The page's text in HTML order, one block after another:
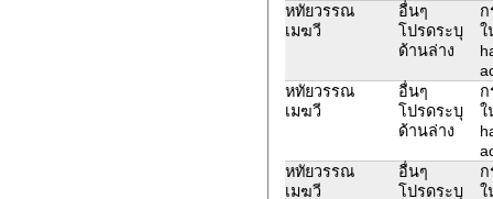
หทัยวรรณ
เมฆวี
อื่นๆ
โปรดระบุ
ด้านล่าง
ก
ใ
หทัยวรรณ
เมฆวี
อื่นๆ
โปรดระบุ
ด้านล่าง
ก
ใ
หทัยวรรณ
เมฆวี
อื่นๆ
โปรดระบุ
ก
ใ